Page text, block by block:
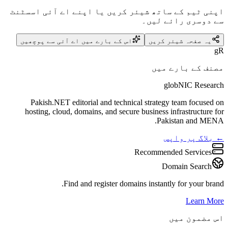
اپنی ٹیم کے ساتھ شیئر کریں یا اپنے اے آئی اسسٹنٹ
سے دوسری رائے لیں۔
یہ صفحہ شیئر کریں اس کے بارے میں اے آئی سے پوچھیں
gR
مصنف کے بارے میں
globNIC Research
Pakish.NET editorial and technical strategy team focused on
hosting, cloud, domains, and secure business infrastructure for
Pakistan and MENA.
← بلاگ پر واپس
Recommended Services
Domain Search
Find and register domains instantly for your brand.
Learn More
اس مضمون میں